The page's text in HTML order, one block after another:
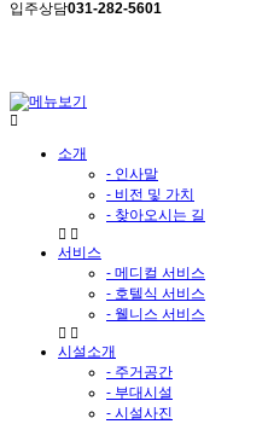
입주상담031-282-5601
소개
- 인사말
- 비전 및 가치
- 찾아오시는 길
서비스
- 메디컬 서비스
- 호텔식 서비스
- 웰니스 서비스
시설소개
- 주거공간
- 부대시설
- 시설사진